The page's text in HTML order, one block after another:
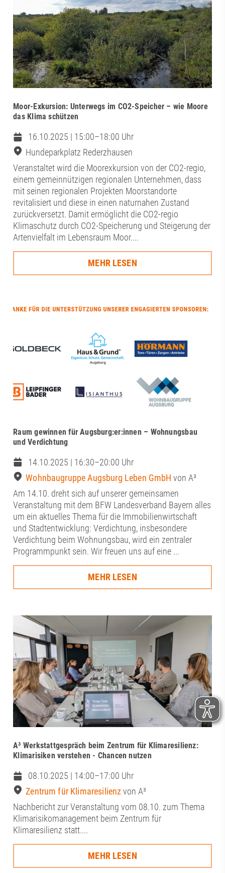
Moor-Exkursion: Unterwegs im CO2-Speicher – wie Moore
das Klima schützen
16.10.2025 | 15:00–18:00 Uhr
Hundeparkplatz Rederzhausen
Veranstaltet wird die Moorexkursion von der CO2-regio,
einem gemeinnützigen regionalen Unternehmen, dass
mit seinen regionalen Projekten Moorstandorte
revitalisiert und diese in einen naturnahen Zustand
zurückversetzt. Damit ermöglicht die CO2-regio
Klimaschutz durch CO2-Speicherung und Steigerung der
Artenvielfalt im Lebensraum Moor....
MEHR LESEN
Raum gewinnen für Augsburg:er:innen – Wohnungsbau
und Verdichtung
14.10.2025 | 16:30–20:00 Uhr
Wohnbaugruppe Augsburg Leben GmbH von A³
Am 14.10. dreht sich auf unserer gemeinsamen
Veranstaltung mit dem BFW Landesverband Bayern alles
um ein aktuelles Thema für die Immobilienwirtschaft
und Stadtentwicklung: Verdichtung, insbesondere
Verdichtung beim Wohnungsbau, wird ein zentraler
Programmpunkt sein. Wir freuen uns auf eine ...
MEHR LESEN
A³ Werkstattgespräch beim Zentrum für Klimaresilienz:
Klimarisiken verstehen - Chancen nutzen
08.10.2025 | 14:00–17:00 Uhr
Zentrum für Klimaresilienz von A³
Nachbericht zur Veranstaltung vom 08.10. zum Thema
Klimarisikomanagement beim Zentrum für
Klimaresilienz statt....
MEHR LESEN